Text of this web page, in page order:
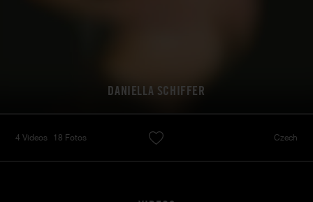
DANIELLA SCHIFFER
4 Videos 18 Fotos Czech